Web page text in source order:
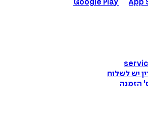
Google Play
App
יש לשלוח
' הזמנה